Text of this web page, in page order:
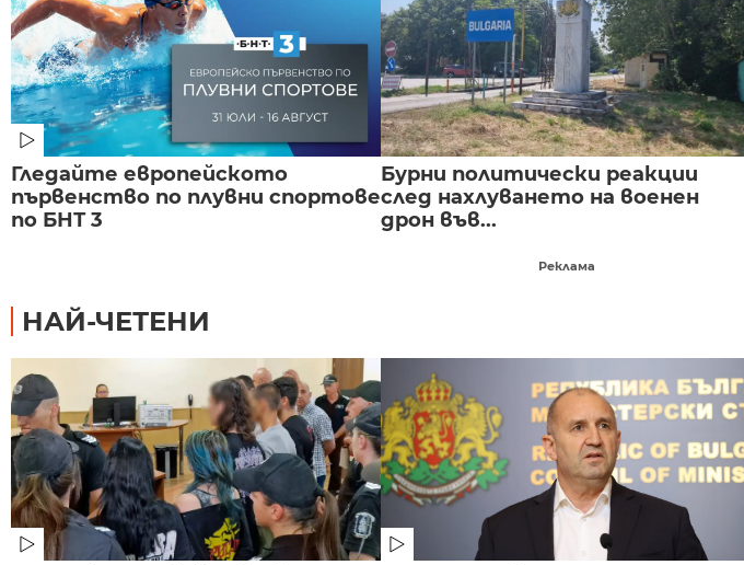
Гледайте европейското
първенство по плувни спортове
по БНТ 3
Бурни политически реакции
след нахлуването на военен
дрон във...
Реклама
НАЙ-ЧЕТЕНИ